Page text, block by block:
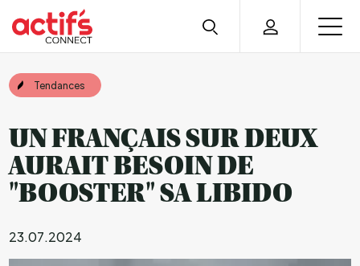
Tendances
UN FRANÇAIS SUR DEUX
AURAIT BESOIN DE
"BOOSTER" SA LIBIDO
23.07.2024